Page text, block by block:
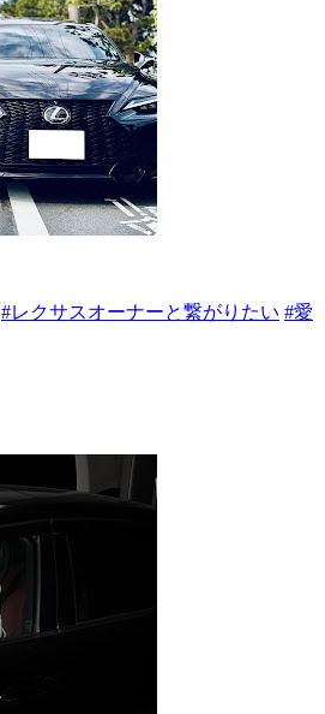
#レクサスオーナーと繋がりたい #愛